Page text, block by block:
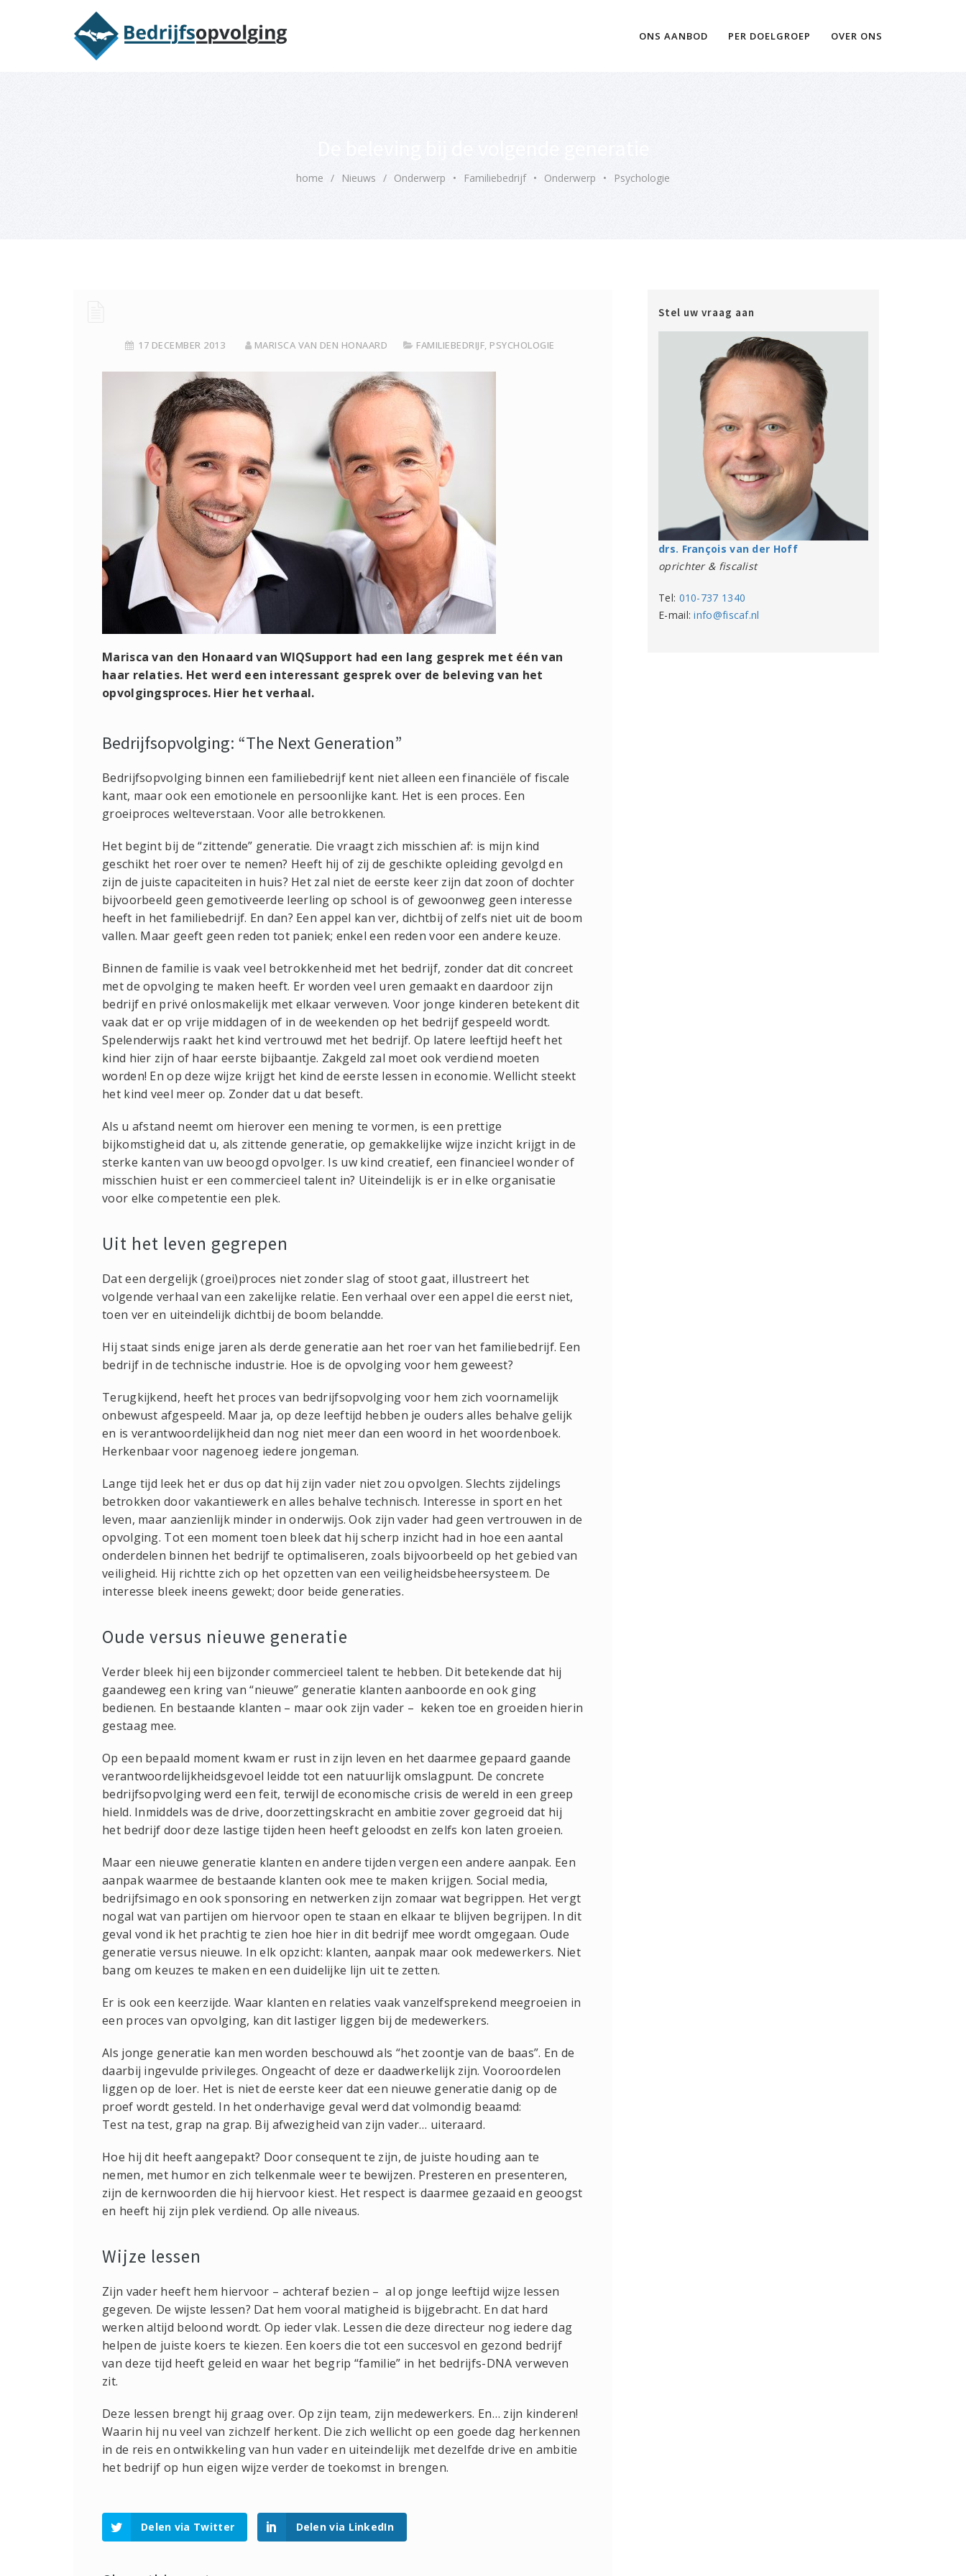
ONS AANBOD PER DOELGROEP OVER ONS
home / Nieuws / Onderwerp • Familiebedrijf • Onderwerp • Psychologie
17 DECEMBER 2013 MARISCA VAN DEN HONAARD FAMILIEBEDRIJF, PSYCHOLOGIE
Marisca van den Honaard van WIQSupport had een lang gesprek met één van
haar relaties. Het werd een interessant gesprek over de beleving van het
opvolgingsproces. Hier het verhaal.
Bedrijfsopvolging: “The Next Generation”
Bedrijfsopvolging binnen een familiebedrijf kent niet alleen een financiële of fiscale
kant, maar ook een emotionele en persoonlijke kant. Het is een proces. Een
groeiproces welteverstaan. Voor alle betrokkenen.
Het begint bij de “zittende” generatie. Die vraagt zich misschien af: is mijn kind
geschikt het roer over te nemen? Heeft hij of zij de geschikte opleiding gevolgd en
zijn de juiste capaciteiten in huis? Het zal niet de eerste keer zijn dat zoon of dochter
bijvoorbeeld geen gemotiveerde leerling op school is of gewoonweg geen interesse
heeft in het familiebedrijf. En dan? Een appel kan ver, dichtbij of zelfs niet uit de boom
vallen. Maar geeft geen reden tot paniek; enkel een reden voor een andere keuze.
Binnen de familie is vaak veel betrokkenheid met het bedrijf, zonder dat dit concreet
met de opvolging te maken heeft. Er worden veel uren gemaakt en daardoor zijn
bedrijf en privé onlosmakelijk met elkaar verweven. Voor jonge kinderen betekent dit
vaak dat er op vrije middagen of in de weekenden op het bedrijf gespeeld wordt.
Spelenderwijs raakt het kind vertrouwd met het bedrijf. Op latere leeftijd heeft het
kind hier zijn of haar eerste bijbaantje. Zakgeld zal moet ook verdiend moeten
worden! En op deze wijze krijgt het kind de eerste lessen in economie. Wellicht steekt
het kind veel meer op. Zonder dat u dat beseft.
Als u afstand neemt om hierover een mening te vormen, is een prettige
bijkomstigheid dat u, als zittende generatie, op gemakkelijke wijze inzicht krijgt in de
sterke kanten van uw beoogd opvolger. Is uw kind creatief, een financieel wonder of
misschien huist er een commercieel talent in? Uiteindelijk is er in elke organisatie
voor elke competentie een plek.
Uit het leven gegrepen
Dat een dergelijk (groei)proces niet zonder slag of stoot gaat, illustreert het
volgende verhaal van een zakelijke relatie. Een verhaal over een appel die eerst niet,
toen ver en uiteindelijk dichtbij de boom belandde.
Hij staat sinds enige jaren als derde generatie aan het roer van het familiebedrijf. Een
bedrijf in de technische industrie. Hoe is de opvolging voor hem geweest?
Terugkijkend, heeft het proces van bedrijfsopvolging voor hem zich voornamelijk
onbewust afgespeeld. Maar ja, op deze leeftijd hebben je ouders alles behalve gelijk
en is verantwoordelijkheid dan nog niet meer dan een woord in het woordenboek.
Herkenbaar voor nagenoeg iedere jongeman.
Lange tijd leek het er dus op dat hij zijn vader niet zou opvolgen. Slechts zijdelings
betrokken door vakantiewerk en alles behalve technisch. Interesse in sport en het
leven, maar aanzienlijk minder in onderwijs. Ook zijn vader had geen vertrouwen in de
opvolging. Tot een moment toen bleek dat hij scherp inzicht had in hoe een aantal
onderdelen binnen het bedrijf te optimaliseren, zoals bijvoorbeeld op het gebied van
veiligheid. Hij richtte zich op het opzetten van een veiligheidsbeheersysteem. De
interesse bleek ineens gewekt; door beide generaties.
Oude versus nieuwe generatie
Verder bleek hij een bijzonder commercieel talent te hebben. Dit betekende dat hij
gaandeweg een kring van “nieuwe” generatie klanten aanboorde en ook ging
bedienen. En bestaande klanten – maar ook zijn vader – keken toe en groeiden hierin
gestaag mee.
Op een bepaald moment kwam er rust in zijn leven en het daarmee gepaard gaande
verantwoordelijkheidsgevoel leidde tot een natuurlijk omslagpunt. De concrete
bedrijfsopvolging werd een feit, terwijl de economische crisis de wereld in een greep
hield. Inmiddels was de drive, doorzettingskracht en ambitie zover gegroeid dat hij
het bedrijf door deze lastige tijden heen heeft geloodst en zelfs kon laten groeien.
Maar een nieuwe generatie klanten en andere tijden vergen een andere aanpak. Een
aanpak waarmee de bestaande klanten ook mee te maken krijgen. Social media,
bedrijfsimago en ook sponsoring en netwerken zijn zomaar wat begrippen. Het vergt
nogal wat van partijen om hiervoor open te staan en elkaar te blijven begrijpen. In dit
geval vond ik het prachtig te zien hoe hier in dit bedrijf mee wordt omgegaan. Oude
generatie versus nieuwe. In elk opzicht: klanten, aanpak maar ook medewerkers. Niet
bang om keuzes te maken en een duidelijke lijn uit te zetten.
Er is ook een keerzijde. Waar klanten en relaties vaak vanzelfsprekend meegroeien in
een proces van opvolging, kan dit lastiger liggen bij de medewerkers.
Als jonge generatie kan men worden beschouwd als “het zoontje van de baas”. En de
daarbij ingevulde privileges. Ongeacht of deze er daadwerkelijk zijn. Vooroordelen
liggen op de loer. Het is niet de eerste keer dat een nieuwe generatie danig op de
proef wordt gesteld. In het onderhavige geval werd dat volmondig beaamd:
Test na test, grap na grap. Bij afwezigheid van zijn vader… uiteraard.
Hoe hij dit heeft aangepakt? Door consequent te zijn, de juiste houding aan te
nemen, met humor en zich telkenmale weer te bewijzen. Presteren en presenteren,
zijn de kernwoorden die hij hiervoor kiest. Het respect is daarmee gezaaid en geoogst
en heeft hij zijn plek verdiend. Op alle niveaus.
Wijze lessen
Zijn vader heeft hem hiervoor – achteraf bezien – al op jonge leeftijd wijze lessen
gegeven. De wijste lessen? Dat hem vooral matigheid is bijgebracht. En dat hard
werken altijd beloond wordt. Op ieder vlak. Lessen die deze directeur nog iedere dag
helpen de juiste koers te kiezen. Een koers die tot een succesvol en gezond bedrijf
van deze tijd heeft geleid en waar het begrip “familie” in het bedrijfs-DNA verweven
zit.
Deze lessen brengt hij graag over. Op zijn team, zijn medewerkers. En… zijn kinderen!
Waarin hij nu veel van zichzelf herkent. Die zich wellicht op een goede dag herkennen
in de reis en ontwikkeling van hun vader en uiteindelijk met dezelfde drive en ambitie
het bedrijf op hun eigen wijze verder de toekomst in brengen.
Delen via Twitter Delen via LinkedIn
Stel uw vraag aan
drs. François van der Hoff
oprichter & fiscalist
Tel: 010-737 1340
E-mail:info@fiscaf.nl
Oriëntatiememo bedrijfsopvolging voor fiscaal juridisch advies